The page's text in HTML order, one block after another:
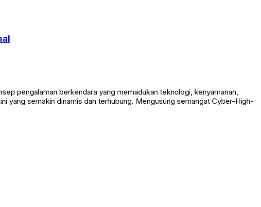
pengalaman berkendara yang memadukan teknologi, kenyamanan,
yang semakin dinamis dan terhubung. Mengusung semangat Cyber-High-